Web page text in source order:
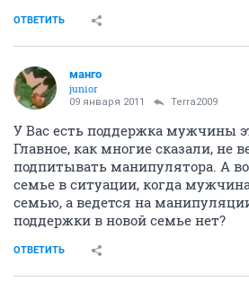
ОТВЕТИТЬ
манго
junior
09 января 2011 Terra2009
У Вас есть поддержка мужчины
Главное, как многие сказали, не
подпитывать манипулятора. А
семье в ситуации, когда
семью, а ведется на
поддержки в новой семье нет?
ОТВЕТИТЬ